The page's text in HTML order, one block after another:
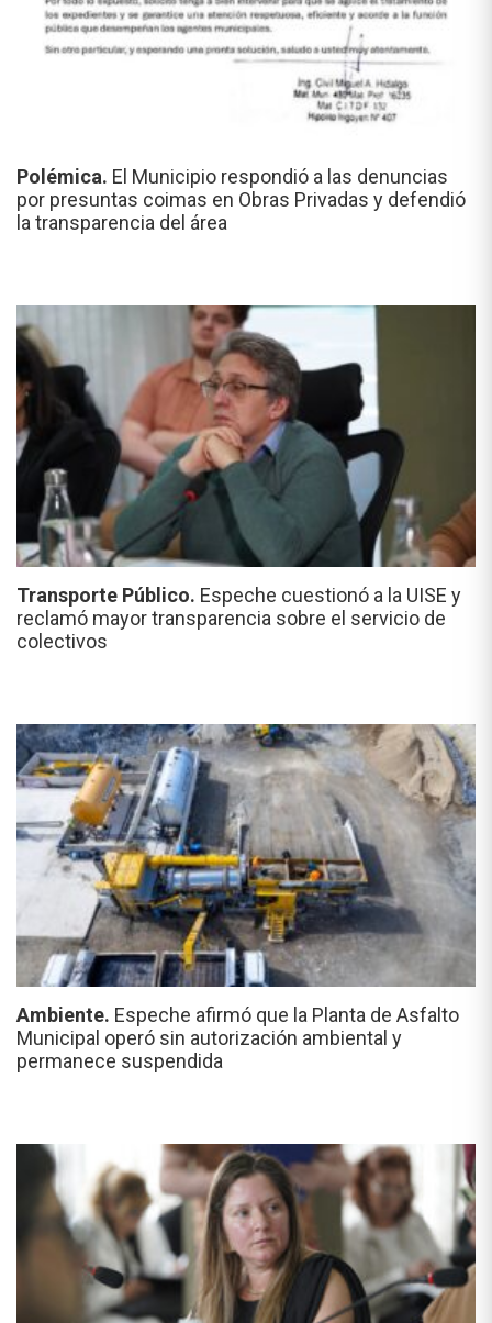
Polémica. El Municipio respondió a las denuncias
por presuntas coimas en Obras Privadas y defendió
la transparencia del área
Transporte Público. Espeche cuestionó a la UISE y
reclamó mayor transparencia sobre el servicio de
colectivos
Ambiente. Espeche afirmó que la Planta de Asfalto
Municipal operó sin autorización ambiental y
permanece suspendida